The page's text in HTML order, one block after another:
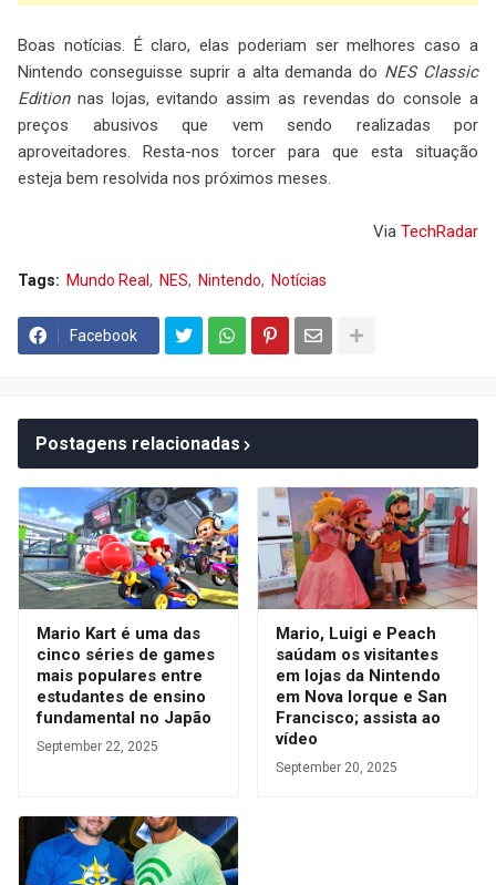
Boas notícias. É claro, elas poderiam ser melhores caso a
Nintendo conseguisse suprir a alta demanda do NES Classic
Editionnas lojas, evitando assim as revendas do console a
preços abusivos que vem sendo realizadas por
aproveitadores. Resta-nos torcer para que esta situação
esteja bem resolvida nos próximos meses.
Via TechRadar
Tags: Mundo Real NES Nintendo Notícias
Facebook
Postagens relacionadas
Mario Kart é uma das
cinco séries de games
mais populares entre
estudantes de ensino
fundamental no Japão
September 22, 2025
Mario, Luigi e Peach
saúdam os visitantes
em lojas da Nintendo
em Nova Iorque e San
Francisco; assista ao
vídeo
September 20, 2025